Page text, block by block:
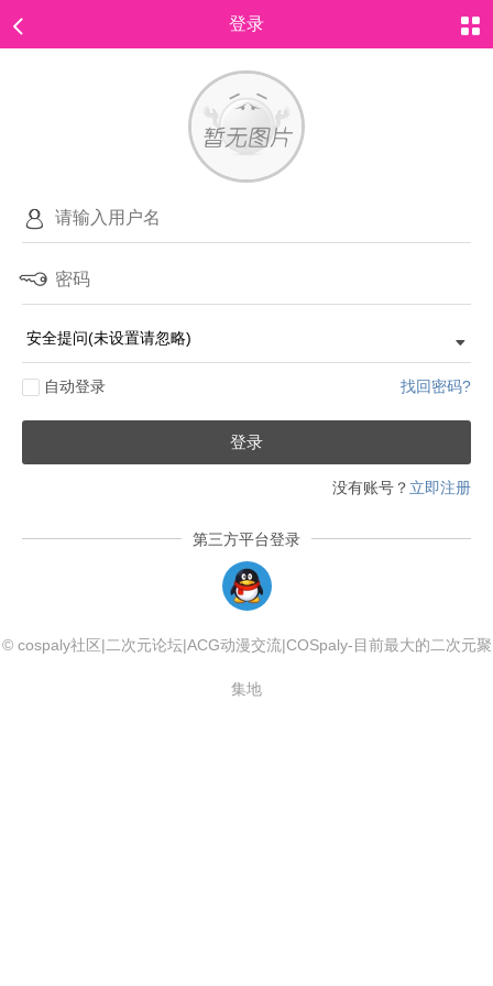
登录
自动登录 找回密码?
登录
没有账号？ 立即注册
第三方平台登录
© cospaly社区|二次元论坛|ACG动漫交流|COSpaly-目前最大的二次元聚
集地